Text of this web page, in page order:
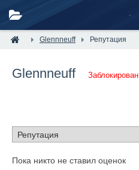
Glennneuff Репутация
Glennneuff Заблокирован
Пока никто не ставил оценок